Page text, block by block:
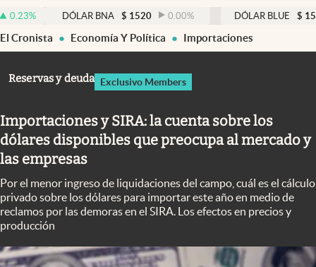
Economía y Política
Finanzas y Mercados
Columnistas
Otras secciones
Infotechnology
Clase
Clima
DÓLAR BNA $ 1520 0.00% DÓLAR BLUE $ 1530 -
El Cronista Economía Y Política Importaciones
Reservas y deuda Exclusivo Members
Importaciones y SIRA: la cuenta sobre los
dólares disponibles que preocupa al mercado y
las empresas
Por el menor ingreso de liquidaciones del campo, cuál es el cálculo
privado sobre los dólares para importar este año en medio de
reclamos por las demoras en el SIRA. Los efectos en precios y
producción